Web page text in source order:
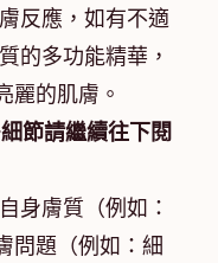
反應，如有不適
的多功能精華，
麗的肌膚。
節請繼續往下閱
身膚質（例如：
問題（例如：細